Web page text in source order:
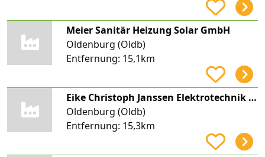
Meier Sanitär Heizung Solar GmbH
Oldenburg (Oldb)
Entfernung: 15,1km
Eike Christoph Janssen Elektrotechnik JanssOL-eSystems
Oldenburg (Oldb)
Entfernung: 15,3km